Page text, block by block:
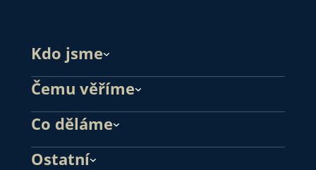
Kdo jsme
Čemu věříme
Co děláme
Ostatní